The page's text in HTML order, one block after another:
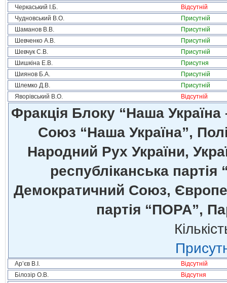
Черкаський І.Б.
Відсутній
Чудновський В.О.
Присутній
Шаманов В.В.
Присутній
Шевченко А.В.
Присутній
Шевчук С.В.
Присутній
Шишкіна Е.В.
Присутня
Шиянов Б.А.
Присутній
Шлемко Д.В.
Присутній
Яворівський В.О.
Відсутній
Фракція Блоку “Наша
Союз “Наша Україна”,
Народний Рух України,
республіканська
Демократичний Союз,
партія “ПОРА”,
Ар’єв В.І.
Відсутній
Білозір О.В.
Відсутня